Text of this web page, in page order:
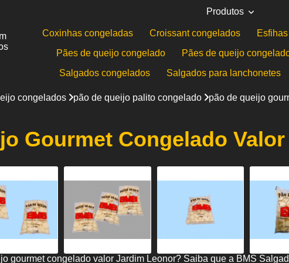
Produtos
Coxinhas congeladas Croissant congelados
Pães de queijo congelado
Pães de queijo
Salgados congelados
Salgados para lanchonetes
congelados pão de queijo palito congelado pão de queijo
Gourmet Congelado
gourmet congelado valor Jardim Leonor? Saiba que a BMS